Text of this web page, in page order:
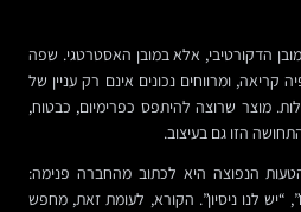
הדקורטיבי, אלא במובן האסטרטגי. שפה
קריאה, ומרווחים נכונים אינם רק עניין של
מוצר שרוצה להיתפס כפרימיום, כבטוח,
הזו גם בעיצוב.
הנפוצה היא לכתוב מהחברה פנימה:
“יש לנו ניסיון”. הקורא, לעומת זאת, מחפש